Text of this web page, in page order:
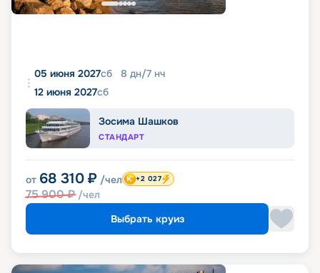
05 июня 2027сб 8 дн/7 нч
12 июня 2027сб
Зосима Шашков
СТАНДАРТ
от 68 310 ₽ /чел
75 900₽ /чел
+2 027
Выбрать круиз